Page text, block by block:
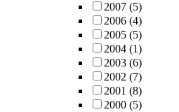
2007 (5)
2006 (4)
2005 (5)
2004 (1)
2003 (6)
2002 (7)
2001 (8)
2000 (5)